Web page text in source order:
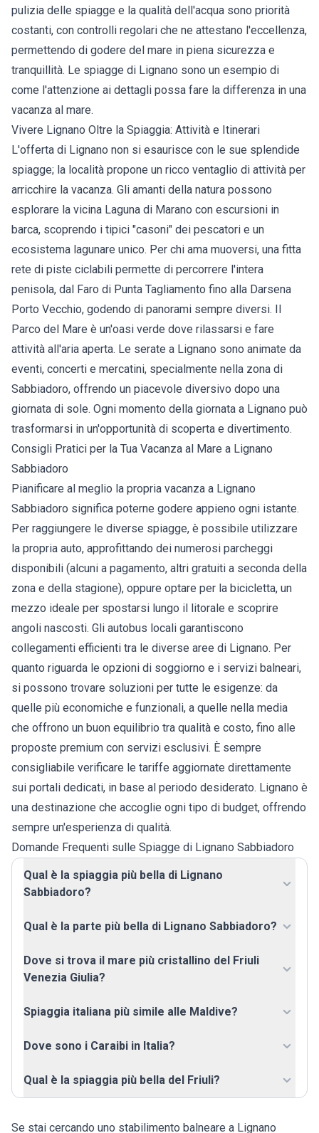
pulizia delle spiagge e la qualità dell'acqua sono priorità
costanti, con controlli regolari che ne attestano l'eccellenza,
permettendo di godere del mare in piena sicurezza e
tranquillità. Le spiagge di Lignano sono un esempio di
come l'attenzione ai dettagli possa fare la differenza in una
vacanza al mare.
Vivere Lignano Oltre la Spiaggia: Attività e Itinerari
L'offerta di Lignano non si esaurisce con le sue splendide
spiagge; la località propone un ricco ventaglio di attività per
arricchire la vacanza. Gli amanti della natura possono
esplorare la vicina Laguna di Marano con escursioni in
barca, scoprendo i tipici "casoni" dei pescatori e un
ecosistema lagunare unico. Per chi ama muoversi, una fitta
rete di piste ciclabili permette di percorrere l'intera
penisola, dal Faro di Punta Tagliamento fino alla Darsena
Porto Vecchio, godendo di panorami sempre diversi. Il
Parco del Mare è un'oasi verde dove rilassarsi e fare
attività all'aria aperta. Le serate a Lignano sono animate da
eventi, concerti e mercatini, specialmente nella zona di
Sabbiadoro, offrendo un piacevole diversivo dopo una
giornata di sole. Ogni momento della giornata a Lignano può
trasformarsi in un'opportunità di scoperta e divertimento.
Consigli Pratici per la Tua Vacanza al Mare a Lignano
Sabbiadoro
Pianificare al meglio la propria vacanza a Lignano
Sabbiadoro significa poterne godere appieno ogni istante.
Per raggiungere le diverse spiagge, è possibile utilizzare
la propria auto, approfittando dei numerosi parcheggi
disponibili (alcuni a pagamento, altri gratuiti a seconda della
zona e della stagione), oppure optare per la bicicletta, un
mezzo ideale per spostarsi lungo il litorale e scoprire
angoli nascosti. Gli autobus locali garantiscono
collegamenti efficienti tra le diverse aree di Lignano. Per
quanto riguarda le opzioni di soggiorno e i servizi balneari,
si possono trovare soluzioni per tutte le esigenze: da
quelle più economiche e funzionali, a quelle nella media
che offrono un buon equilibrio tra qualità e costo, fino alle
proposte premium con servizi esclusivi. È sempre
consigliabile verificare le tariffe aggiornate direttamente
sui portali dedicati, in base al periodo desiderato. Lignano è
una destinazione che accoglie ogni tipo di budget, offrendo
sempre un'esperienza di qualità.
Domande Frequenti sulle Spiagge di Lignano Sabbiadoro
Qual è la spiaggia più bella di Lignano
Sabbiadoro?
Qual è la parte più bella di Lignano Sabbiadoro?
Dove si trova il mare più cristallino del Friuli
Venezia Giulia?
Spiaggia italiana più simile alle Maldive?
Dove sono i Caraibi in Italia?
Qual è la spiaggia più bella del Friuli?
Se stai cercando uno stabilimento balneare a Lignano